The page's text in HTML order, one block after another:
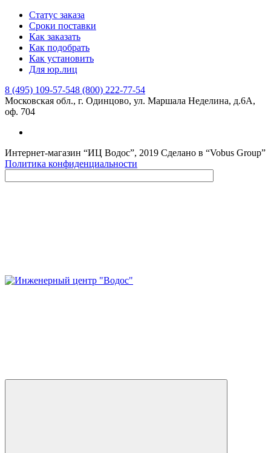
Статус заказа
Сроки поставки
Как заказать
Как подобрать
Как установить
Для юр.лиц
8 (495) 109-57-548 (800) 222-77-54
Московская обл., г. Одинцово, ул. Маршала Неделина, д.6А,
оф. 704
Интернет-магазин “ИЦ Водос”, 2019 Сделано в “Vobus Group”
Политика конфиденциальности